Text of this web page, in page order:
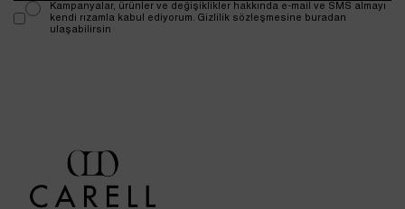
Kampanyalar, ürünler ve değişiklikler hakkında e-mail ve SMS almayı
kendi rızamla kabul ediyorum. Gizlilik sözleşmesine buradan
ulaşabilirsin